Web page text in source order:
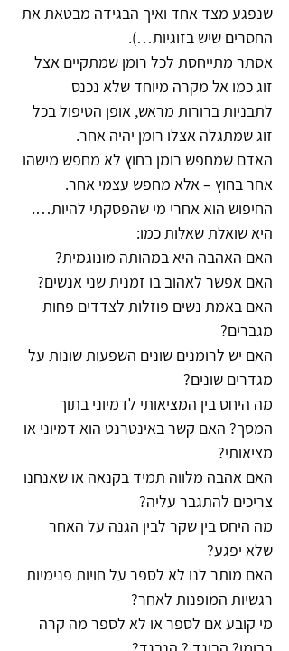
שנפגע מצד אחד ואיך הבגידה מבטאת את
החסרים שיש בזוגיות…).
אסתר מתייחסת לכל רומן שמתקיים אצל
זוג כמו אל מקרה מיוחד שלא נכנס
לתבניות ברורות מראש, אופן הטיפול בכל
זוג שמתגלה אצלו רומן יהיה אחר.
האדם שמחפש רומן בחוץ לא מחפש מישהו
אחר בחוץ – אלא מחפש עצמי אחר.
החיפוש הוא אחרי מי שהפסקתי להיות….
היא שואלת שאלות כמו:
האם האהבה היא במהותה מונוגמית?
האם אפשר לאהוב בו זמנית שני אנשים?
האם באמת נשים פוזלות לצדדים פחות
מגברים?
האם יש לרומנים שונים השפעות שונות על
מגדרים שונים?
מה היחס בין המציאותי לדמיוני בתוך
המסך? האם קשר באינטרנט הוא דמיוני או
מציאותי?
האם אהבה מלווה תמיד בקנאה או שאנחנו
צריכים להתגבר עליה?
מה היחס בין שקר לבין הגנה על האחר
שלא יפגע?
האם מותר לנו לא לספר על חויות פנימיות
רגשיות המופנות לאחר?
מי קובע אם לספר או לא לספר מה קרה